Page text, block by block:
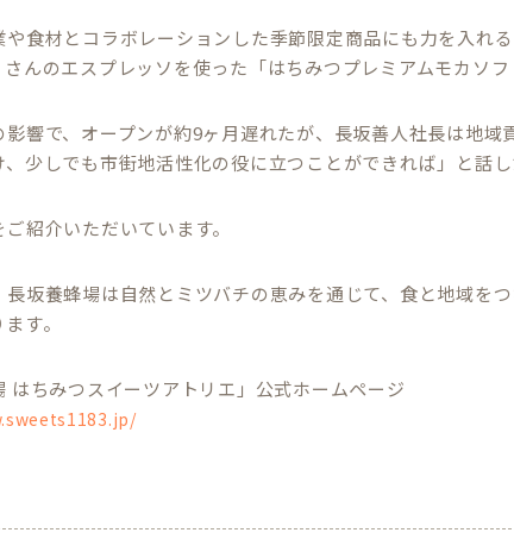
や食材とコラボレーションした季節限定商品にも力を入れ
さんのエスプレッソを使った「はちみつプレミアムモカソ
影響で、オープンが約9ヶ月遅れたが、長坂善人社長は地
、少しでも市街地活性化の役に立つことができれば」と話
紹介いただいています。
長坂養蜂場は自然とミツバチの恵みを通じて、食と地域を
す。
はちみつスイーツアトリエ」公式ホームページ